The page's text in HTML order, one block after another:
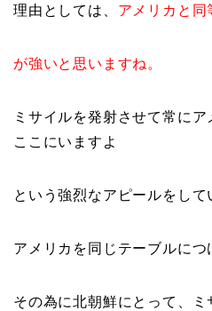
理由としては、 アメリカと同
が強いと思いますね。
ミサイルを発射させて常に
ここにいますよ
という強烈なアピールをして
アメリカを同じテーブルにつ
その為に北朝鮮にとって、ミ